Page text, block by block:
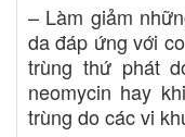
– Làm giảm
da đáp ứng với
trùng thứ phát
neomycin hay
trùng do các vi